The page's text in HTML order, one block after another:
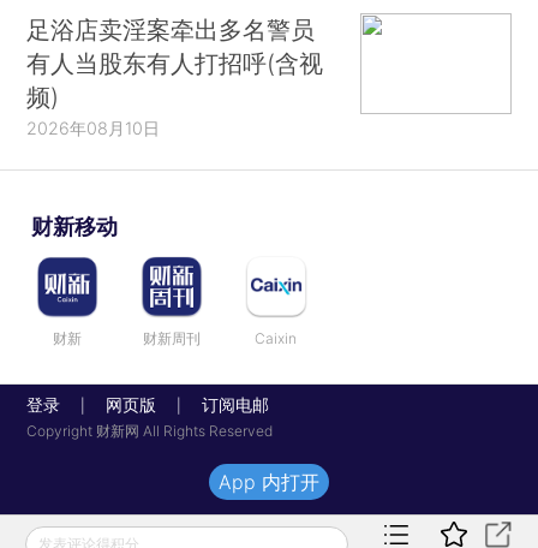
足浴店卖淫案牵出多名警员
有人当股东有人打招呼(含视
频)
2026年08月10日
财新移动
财新 财新周刊 Caixin
登录 网页版 订阅电邮
Copyright 财新网 All Rights Reserved
发表评论得积分
App 内打开